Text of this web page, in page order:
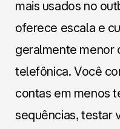
mais usados no
oferece escala e
geralmente menor
telefônica. Você
contas em menos
sequências, testar